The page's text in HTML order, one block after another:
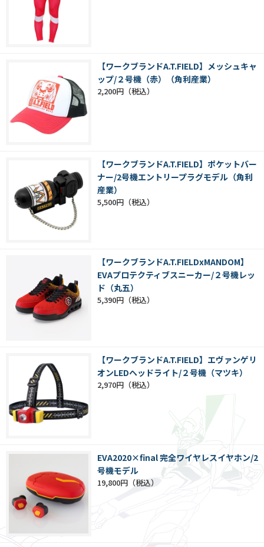
【ワークブランドA.T.FIELD】メッシュキャ
ップ/２号機（赤）（角利産業）
2,200円
【ワークブランドA.T.FIELD】ポケットバー
ナー/2号機エントリープラグモデル（角利
産業）
5,500円
【ワークブランドA.T.FIELDxMANDOM】
EVAプロテクティブスニーカー/２号機レッ
ド（丸五）
5,390円
【ワークブランドA.T.FIELD】エヴァンゲリ
オンLEDヘッドライト/２号機（マツキ）
2,970円
EVA2020×final 完全ワイヤレスイヤホン/2
号機モデル
19,800円